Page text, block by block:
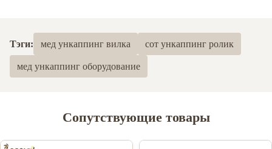
Тэги: мед ункаппинг вилка сот ункаппинг ролик
мед ункаппинг оборудование
Сопутствующие товары